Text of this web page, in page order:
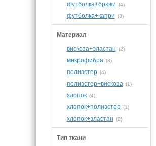
футболка+брюки (4)
футболка+капри (3)
Материал
вискоза+эластан (2)
микрофибра (3)
полиэстер (4)
полиэстер+вискоза (1)
хлопок (4)
хлопок+полиэстер (1)
хлопок+эластан (2)
Тип ткани